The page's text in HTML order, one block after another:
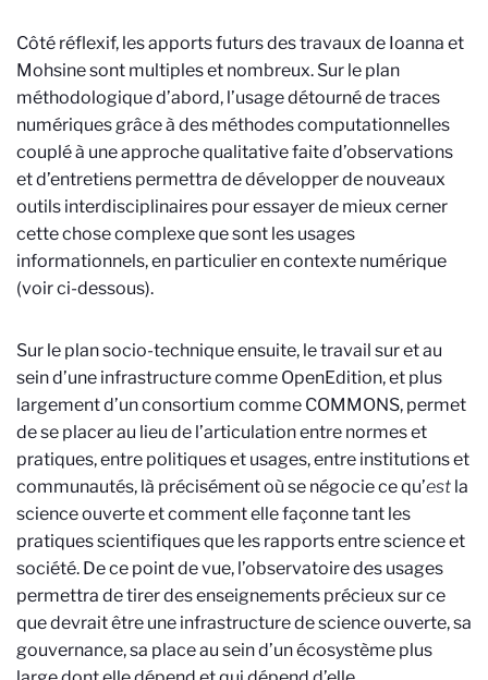
Côté réflexif, les apports futurs des travaux de Ioanna et
Mohsine sont multiples et nombreux. Sur le plan
méthodologique d’abord, l’usage détourné de traces
numériques grâce à des méthodes computationnelles
couplé à une approche qualitative faite d’observations
et d’entretiens permettra de développer de nouveaux
outils interdisciplinaires pour essayer de mieux cerner
cette chose complexe que sont les usages
informationnels, en particulier en contexte numérique
(voir ci-dessous).
Sur le plan socio-technique ensuite, le travail sur et au
sein d’une infrastructure comme OpenEdition, et plus
largement d’un consortium comme COMMONS, permet
de se placer au lieu de l’articulation entre normes et
pratiques, entre politiques et usages, entre institutions et
communautés, là précisément où se négocie ce qu’est la
science ouverte et comment elle façonne tant les
pratiques scientifiques que les rapports entre science et
société. De ce point de vue, l’observatoire des usages
permettra de tirer des enseignements précieux sur ce
que devrait être une infrastructure de science ouverte, sa
gouvernance, sa place au sein d’un écosystème plus